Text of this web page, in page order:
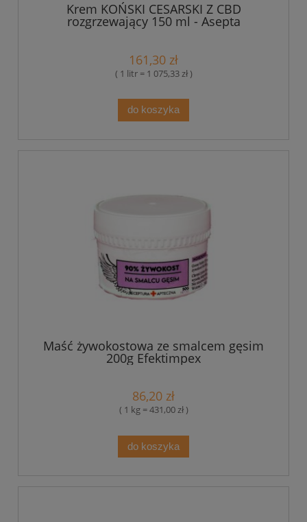
Krem KOŃSKI CESARSKI Z CBD
rozgrzewający 150 ml - Asepta
161,30 zł
( 1 litr = 1 075,33 zł )
do koszyka
Maść żywokostowa ze smalcem gęsim
200g Efektimpex
86,20 zł
( 1 kg = 431,00 zł )
do koszyka